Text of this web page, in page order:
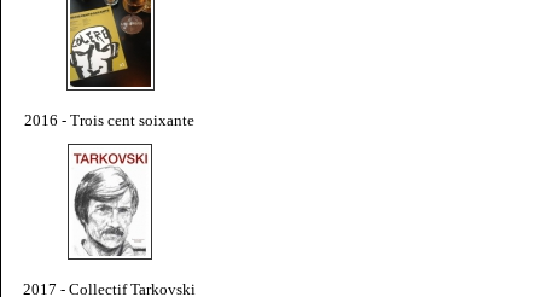
2016 - Trois cent soixante
2017 - Collectif Tarkovski